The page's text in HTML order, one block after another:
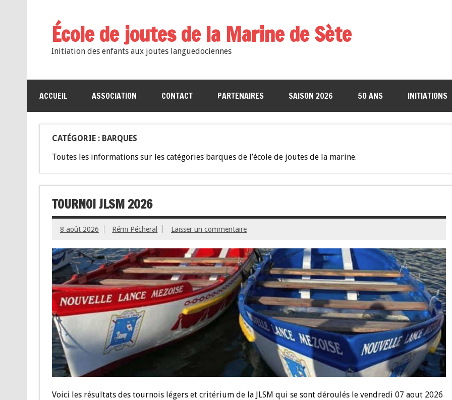
École de joutes de la Marine de Sète
Initiation des enfants aux joutes languedociennes
ACCUEIL ASSOCIATION CONTACT PARTENAIRES SAISON 2026 50 ANS INITIATIONS
CATÉGORIE : BARQUES
Toutes les informations sur les catégories barques de l’école de joutes de la marine.
TOURNOI JLSM 2026
8 août 2026 Rémi Pécheral Laisser un commentaire
Voici les résultats des tournois légers et critérium de la JLSM qui se sont déroulés le vendredi 07 aout 2026